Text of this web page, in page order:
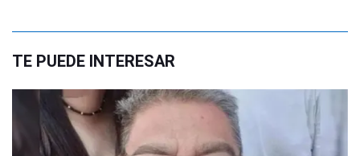
TE PUEDE INTERESAR